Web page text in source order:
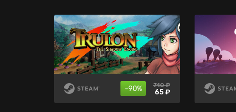
-90% 710 ₽
65 ₽
нет в
продаже
-85% 650 ₽
97 ₽